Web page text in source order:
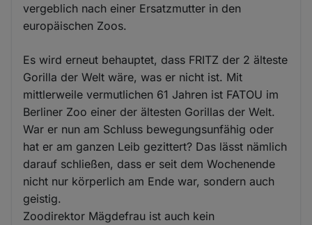
vergeblich nach einer Ersatzmutter in den
europäischen Zoos.
Es wird erneut behauptet, dass FRITZ der 2 älteste
Gorilla der Welt wäre, was er nicht ist. Mit
mittlerweile vermutlichen 61 Jahren ist FATOU im
Berliner Zoo einer der ältesten Gorillas der Welt.
War er nun am Schluss bewegungsunfähig oder
hat er am ganzen Leib gezittert? Das lässt nämlich
darauf schließen, dass er seit dem Wochenende
nicht nur körperlich am Ende war, sondern auch
geistig.
Zoodirektor Mägdefrau ist auch kein